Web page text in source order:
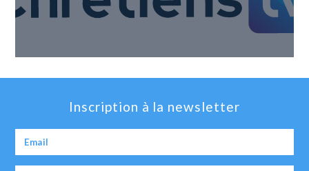
Inscription à la newsletter